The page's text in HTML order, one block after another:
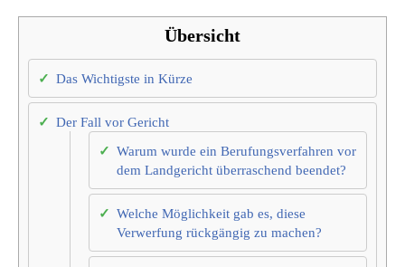
Übersicht
Das Wichtigste in Kürze
Der Fall vor Gericht
Warum wurde ein Berufungsverfahren vor
dem Landgericht überraschend beendet?
Welche Möglichkeit gab es, diese
Verwerfung rückgängig zu machen?